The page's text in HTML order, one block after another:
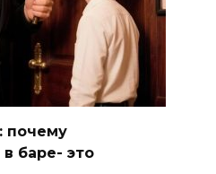
почему
баре- это